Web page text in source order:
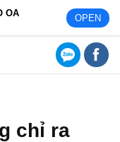
OA OPEN
chỉ ra